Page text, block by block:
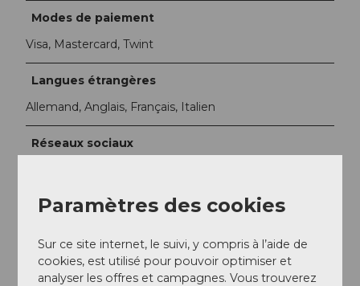
Modes de paiement
Visa, Mastercard, Twint
Langues étrangères
Allemand, Anglais, Français, Italien
Réseaux sociaux
YouTube
Informations relatives à la participation
Nombre de participants (maximum) : 20
Paramètres des cookies
Sur ce site internet, le suivi, y compris à l’aide de
cookies, est utilisé pour pouvoir optimiser et
analyser les offres et campagnes. Vous trouverez